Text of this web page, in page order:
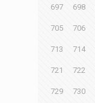
697 698
705 706
713 714
721 722
729 730